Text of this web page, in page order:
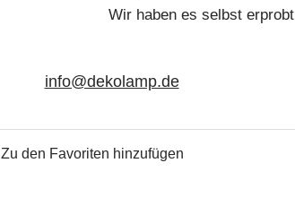
Wir haben es selbst erprobt
info@dekolamp.de
Zu den Favoriten hinzufügen